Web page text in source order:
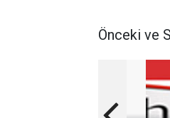
Önceki ve